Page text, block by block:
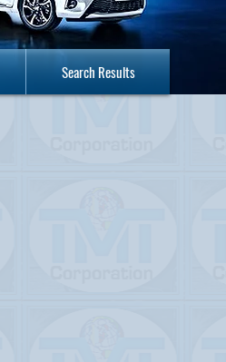
Search Results
Контакт Search Results